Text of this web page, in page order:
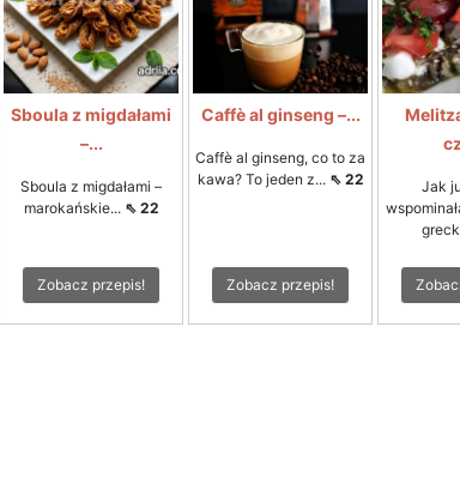
Sboula z migdałami
–...
Sboula z migdałami –
marokańskie... ⇖ 22
Zobacz przepis!
Caffè al ginseng –...
Caffè al ginseng, co to za
kawa? To jeden z... ⇖ 22
Zobacz przepis!
Jak